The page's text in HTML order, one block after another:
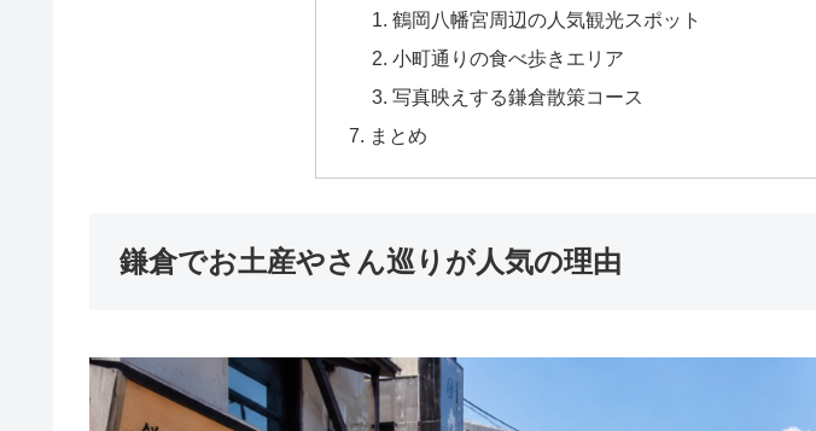
鶴岡八幡宮周辺の人気観光スポット
小町通りの食べ歩きエリア
写真映えする鎌倉散策コース
まとめ
鎌倉でお土産やさん巡りが人気の理由